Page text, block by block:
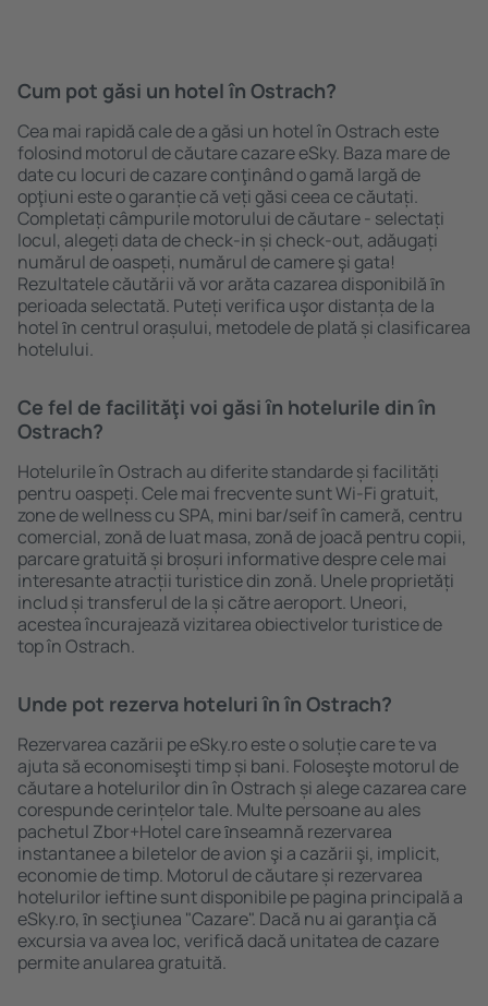
Cum pot găsi un hotel în Ostrach?
Cea mai rapidă cale de a găsi un hotel în Ostrach este
folosind motorul de căutare cazare eSky. Baza mare de
date cu locuri de cazare conţinând o gamă largă de
opţiuni este o garanție că veți găsi ceea ce căutați.
Completați câmpurile motorului de căutare - selectați
locul, alegeți data de check-in și check-out, adăugați
numărul de oaspeți, numărul de camere şi gata!
Rezultatele căutării vă vor arăta cazarea disponibilă ȋn
perioada selectată. Puteți verifica uşor distanța de la
hotel ȋn centrul orașului, metodele de plată și clasificarea
hotelului.
Ce fel de facilităţi voi găsi ȋn hotelurile din în
Ostrach?
Hotelurile în Ostrach au diferite standarde și facilități
pentru oaspeți. Cele mai frecvente sunt Wi-Fi gratuit,
zone de wellness cu SPA, mini bar/seif în cameră, centru
comercial, zonă de luat masa, zonă de joacă pentru copii,
parcare gratuită și broșuri informative despre cele mai
interesante atracții turistice din zonă. Unele proprietăți
includ și transferul de la și către aeroport. Uneori,
acestea încurajează vizitarea obiectivelor turistice de
top în Ostrach.
Unde pot rezerva hoteluri ȋn în Ostrach?
Rezervarea cazării pe eSky.ro este o soluție care te va
ajuta să economiseşti timp și bani. Foloseşte motorul de
căutare a hotelurilor din în Ostrach și alege cazarea care
corespunde cerințelor tale. Multe persoane au ales
pachetul Zbor+Hotel care ȋnseamnă rezervarea
instantanee a biletelor de avion şi a cazării şi, implicit,
economie de timp. Motorul de căutare și rezervarea
hotelurilor ieftine sunt disponibile pe pagina principală a
eSky.ro, ȋn secţiunea "Cazare". Dacă nu ai garanţia că
excursia va avea loc, verifică dacă unitatea de cazare
permite anularea gratuită.